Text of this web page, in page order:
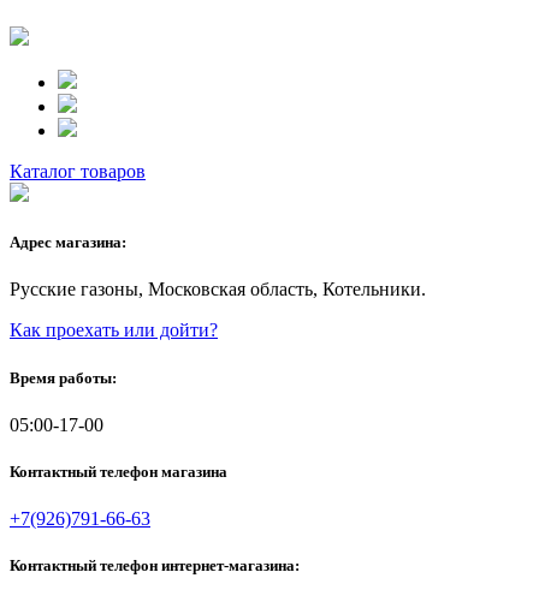
Каталог товаров
Адрес магазина:
Русские газоны, Московская область, Котельники.
Как проехать или дойти?
Время работы:
05:00-17-00
Контактный телефон магазина
+7(926)791-66-63
Контактный телефон интернет-магазина: